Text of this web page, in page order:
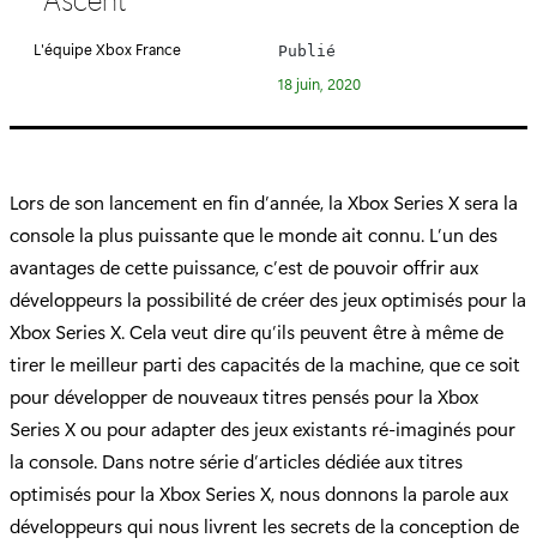
i
:
L'équipe Xbox France Publié
18 juin, 2020
Lors de son lancement en fin d’année, la Xbox Series X sera la
console la plus puissante que le monde ait connu. L’un des
avantages de cette puissance, c’est de pouvoir offrir aux
développeurs la possibilité de créer des jeux optimisés pour la
Xbox Series X. Cela veut dire qu’ils peuvent être à même de
tirer le meilleur parti des capacités de la machine, que ce soit
pour développer de nouveaux titres pensés pour la Xbox
Series X ou pour adapter des jeux existants ré-imaginés pour
la console. Dans notre série d’articles dédiée aux titres
optimisés pour la Xbox Series X, nous donnons la parole aux
développeurs qui nous livrent les secrets de la conception de